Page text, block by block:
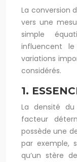
La conversion
vers une
simple
influencent
variations
considérés.
1.
La densité
facteur
possède une
par exemple,
qu’un stère